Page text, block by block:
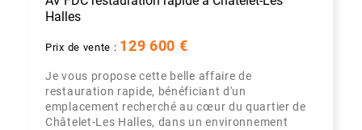
Halles
Prix de vente : 129 600 €
Je vous propose cette belle affaire de
restauration rapide, bénéficiant d'un
emplacement recherché au cœur du quartier de
Châtelet-Les Halles, dans un environnement